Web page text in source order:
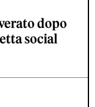
dopo
social